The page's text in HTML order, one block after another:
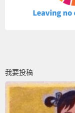
我要投稿